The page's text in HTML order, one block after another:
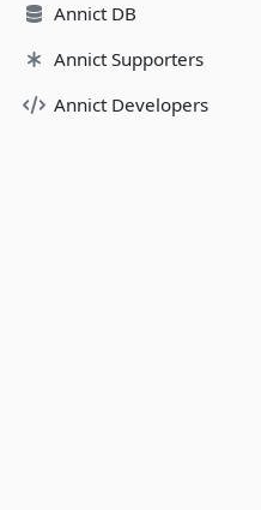
Annict DB
Annict Supporters
Annict Developers